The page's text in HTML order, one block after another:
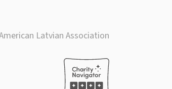
Latvian Association